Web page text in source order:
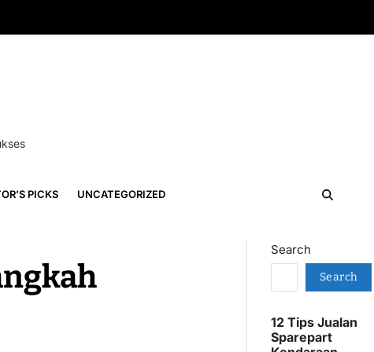
PICKS UNCATEGORIZED
Search
Search
12 Tips Jualan
Sparepart